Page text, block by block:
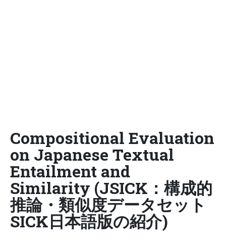
Compositional Evaluation
on Japanese Textual
Entailment and
Similarity (JSICK：構成的
推論・類似度データセット
SICK日本語版の紹介)